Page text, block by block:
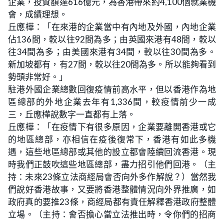
會，成績理想。
丘應樺：「在來港的企業當中有內地及外國，內地企業
佔136間，較以往92間為多；由英國來港有48間，較以
往34間為多；由美國來港有34間，較以往30間為多。
新加坡都有，有27間，較以往20間為多。所以能夠看到
勢頭非常好。」
駐港外國企業總數回復疫情前高水平，但以香港作為地
區總部的外地企業去年有1,336間，較疫情前少一成
三，丘應樺說數字一直都有上落。
丘應樺：「在疫情下有很多原因，企業要離開香港或它
的地區總部，亦相信在疫後復常下，香港有如此多機
遇，這些地區總部或其他的設立都會陸續回流香港。現
時我們正鼓吹這些地區總部，盡力招引他們回港。（主
持：未來23條立法商經局會否向外多作解說？）當然我
們說好香港故事，又要將香港整體情況向外界推廣，如
政府真的要推23條，商經局都有責任解釋香港政府整體
立場。（主持：會否擔心當立法推出時，令你們的招商